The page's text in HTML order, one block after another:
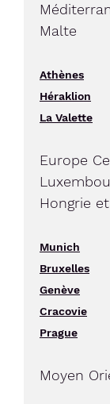
Malte
Athènes
Héraklion
La Valette
Europe
Hongrie
Munich
Bruxelles
Genève
Cracovie
Prague
Moyen